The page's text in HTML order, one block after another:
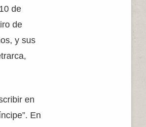
de
de
y sus
en
En